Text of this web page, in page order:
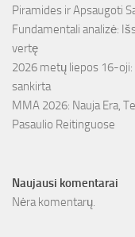
Piramides ir Apsaugoti
Fundamentali analizė:
vertę
2026 metų liepos 16-
sankirta
MMA 2026: Nauja Era,
Pasaulio Reitinguose
Naujausi komentarai
Nėra komentarų.